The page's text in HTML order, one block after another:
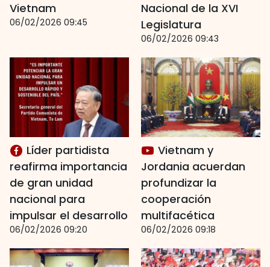
Vietnam
06/02/2026 09:45
Nacional de la XVI
Legislatura
06/02/2026 09:43
Líder partidista
reafirma importancia
de gran unidad
nacional para
impulsar el desarrollo
06/02/2026 09:20
Vietnam y
Jordania acuerdan
profundizar la
cooperación
multifacética
06/02/2026 09:18